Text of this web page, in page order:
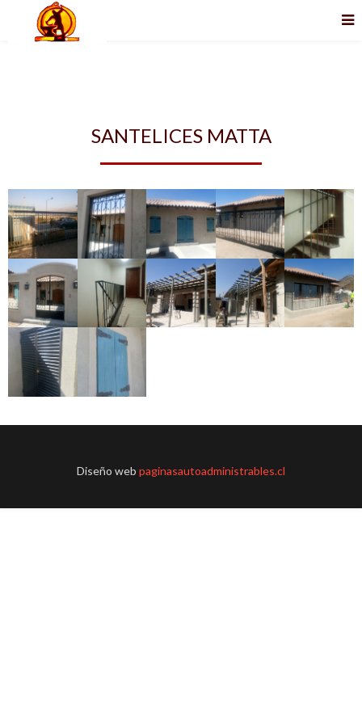
SANTELICES MATTA
Diseño web paginasautoadministrables.cl